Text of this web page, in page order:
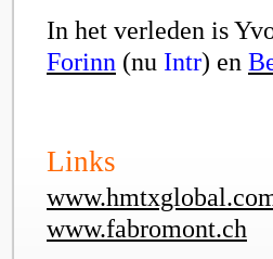
In het verleden is
Forinn (nu Intr) en
Links
www.fabromont.ch